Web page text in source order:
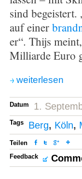
sind
auf einer
er“. Thijs
Milliarde Euro
weiterlesen
Datum 1.
Tags Berg, Köln,
Teilen
Feedback